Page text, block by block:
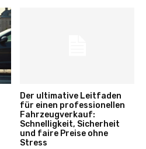
Der ultimative Leitfaden
für einen professionellen
Fahrzeugverkauf:
Schnelligkeit, Sicherheit
und faire Preise ohne
Stress